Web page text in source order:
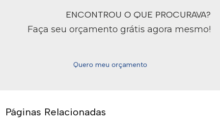
ENCONTROU O QUE PROCURAVA?
Faça seu orçamento grátis agora mesmo!
Quero meu orçamento
Páginas Relacionadas